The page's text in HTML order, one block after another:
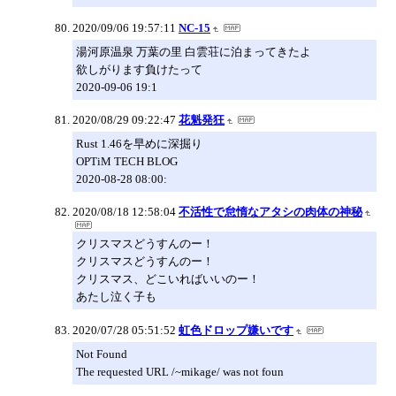
2020/09/06 19:57:11 NC-15
湯河原温泉 万葉の里 白雲荘に泊まってきたよ
欲しがります負けたって
2020-09-06 19:1
2020/08/29 09:22:47 花魁発狂
Rust 1.46を早めに深掘り
OPTiM TECH BLOG
2020-08-28 08:00:
2020/08/18 12:58:04 不活性で怠惰なアタシの肉体の神秘
クリスマスどうすんのー！
クリスマスどうすんのー！
クリスマス、どこいればいいのー！
あたし泣く子も
2020/07/28 05:51:52 虹色ドロップ嫌いです
Not Found
The requested URL /~mikage/ was not foun